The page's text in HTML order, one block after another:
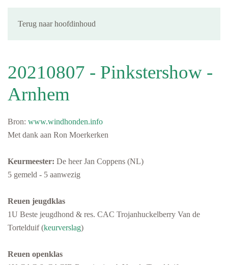
Terug naar hoofdinhoud
20210807 - Pinkstershow -
Arnhem
Bron: www.windhonden.info
Met dank aan Ron Moerkerken
Keurmeester: De heer Jan Coppens (NL)
5 gemeld - 5 aanwezig
Reuen jeugdklas
1U Beste jeugdhond & res. CAC Trojanhuckelberry Van de
Tortelduif (keurverslag)
Reuen openklas